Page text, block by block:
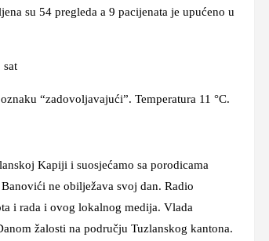
su 54 pregleda a 9 pacijenata je upućeno u
sat
“zadovoljavajući”. Temperatura 11 °C.
Kapiji i suosjećamo sa porodicama
ne obilježava svoj dan. Radio
i rada i ovog lokalnog medija. Vlada
žalosti na području Tuzlanskog kantona.